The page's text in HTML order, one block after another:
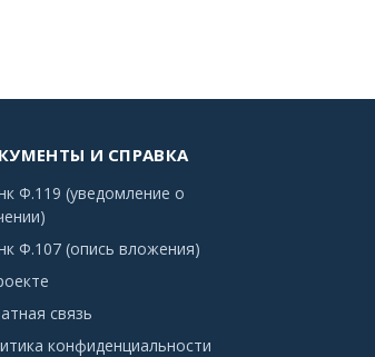
И СПРАВКА
Ф.119 (уведомление о
Ф.107 (опись вложения)
связь
конфиденциальности